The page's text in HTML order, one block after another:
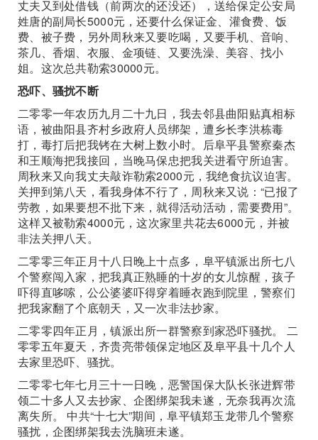
丈夫又到处借钱（前两次的还没还），送给保定公安局
姓唐的副局长5000元，还要什么保证金、灌食费、饭
费、被子费，另外周秋来又要吃喝，又要手机、音响、
茶几、香烟、衣服、金项链、又要洗澡、美容、找小
姐。这次总共勒索30000元。
恐吓、骚扰不断
二零零一年农历九月二十九日，我去邻县曲阳贴真相标
语，被曲阳县齐村乡政府人员绑架，遭乡长李洪栋毒
打，毒打后把我铐在大树上数小时。后阜平县警察秦杰
和王顺海把我接回，当晚马保忠把我关进看守所迫害。
周秋来又向我丈夫敲诈勒索2000元，我绝食抗议迫害。
关押到第八天，看我身体不行了，周秋来又说：“已报了
劳教，如果要想不批下来，就得活动活动，需要费用”。
这样又被勒索4000元，这次家里共花去6000元，并被
非法关押八天。
二零零三年正月十八日晚上十点多，阜平镇派出所七八
个警察闯入家，把我真正熟睡的十岁的女儿惊醒，孩子
吓得直哆嗦，公公婆婆吓得穿着睡衣跑到院里，警察们
把我家翻了个底朝天，又一次非法抄家。
二零零四年正月，镇派出所一群警察到家恐吓骚扰。 二
零零五年夏天，齐贵亮带领保定地区及阜平县十几个人
去家里恐吓、骚扰。
二零零七年七月三十一日晚，恶警国保大队长张进辉带
领二十多人又去抄家、企图绑架我未遂，无奈我再次流
离失所。 中共“十七大”期间，阜平镇郑玉龙带几个警察
骚扰，企图绑架我去洗脑班未遂。